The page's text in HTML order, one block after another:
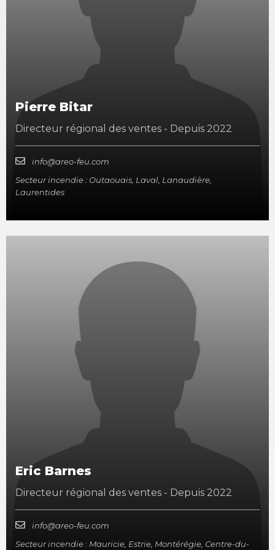
Pierre Bitar
Directeur régional des ventes - Depuis 2022
info@areo-feu.com
Secteur incendie : Outaouais, Laval, Lanaudière,
Laurentides
Eric Barnes
Directeur régional des ventes - Depuis 2022
info@areo-feu.com
Secteur incendie : Mauricie, Estrie, Montérégie, Centre-du-